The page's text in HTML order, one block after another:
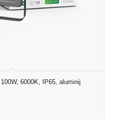
6000K, IP65, aluminij